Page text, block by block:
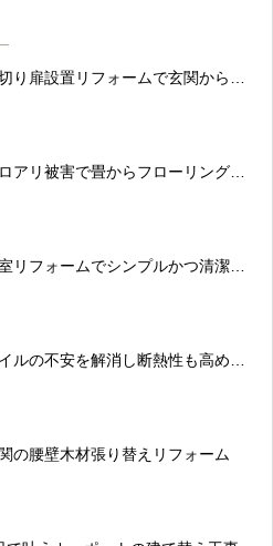
置リフォームで玄関からの冷気をシャットアウト
被害で畳からフローリングへ修復リフォーム
ォームでシンプルかつ清潔感のある空間へ
不安を解消し断熱性も高めたトイレリフォーム
の腰壁木材張り替えリフォーム